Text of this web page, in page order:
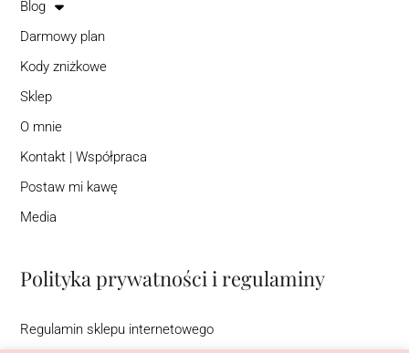
Blog
Darmowy plan
Kody zniżkowe
Sklep
O mnie
Kontakt | Współpraca
Postaw mi kawę
Media
Polityka prywatności i regulaminy
Regulamin sklepu internetowego